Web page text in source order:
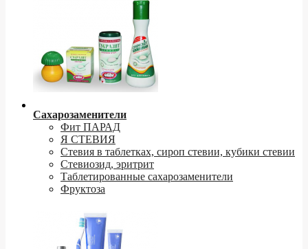
Сахарозаменители
Фит ПАРАД
Я СТЕВИЯ
Стевия в таблетках, сироп стевии, кубики стевии
Стевиозид, эритрит
Таблетированные сахарозаменители
Фруктоза